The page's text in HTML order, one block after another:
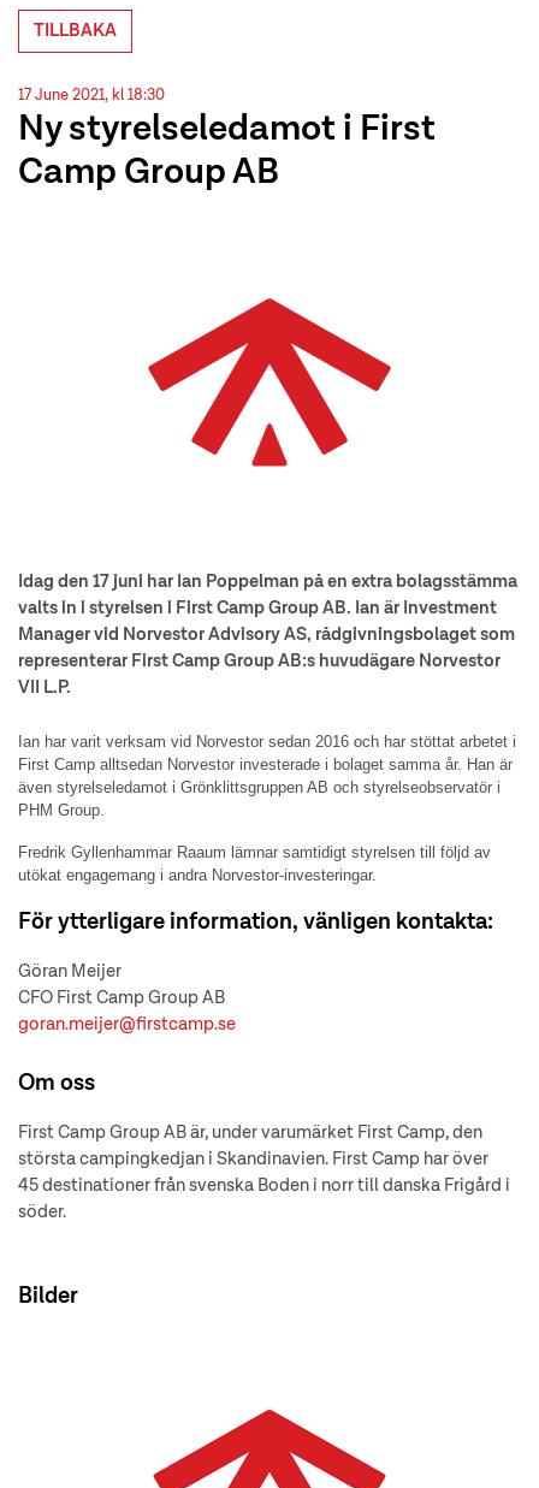
TILLBAKA
17 June 2021, kl 18:30
Ny styrelseledamot i First
Camp Group AB
Idag den 17 juni har Ian Poppelman på en extra bolagsstämma
valts in i styrelsen i First Camp Group AB. Ian är Investment
Manager vid Norvestor Advisory AS, rådgivningsbolaget som
representerar First Camp Group AB:s huvudägare Norvestor
VII L.P.
Ian har varit verksam vid Norvestor sedan 2016 och har stöttat arbetet i
First Camp alltsedan Norvestor investerade i bolaget samma år. Han är
även styrelseledamot i Grönklittsgruppen AB och styrelseobservatör i
PHM Group.
Fredrik Gyllenhammar Raaum lämnar samtidigt styrelsen till följd av
utökat engagemang i andra Norvestor-investeringar.
För ytterligare information, vänligen kontakta:
Göran Meijer
CFO First Camp Group AB
goran.meijer@firstcamp.se
Om oss
First Camp Group AB är, under varumärket First Camp, den
största campingkedjan i Skandinavien. First Camp har över
45 destinationer från svenska Boden i norr till danska Frigård i
söder.
Bilder